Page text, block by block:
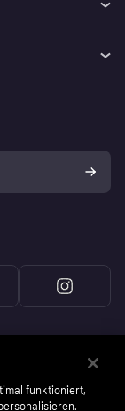
funktioniert,